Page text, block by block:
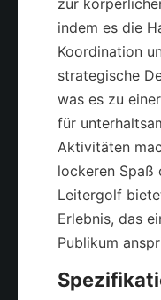
zur
indem es die
Koordination
strategische
was es zu
für
Aktivitäten
lockeren Spaß
Leitergolf
Erlebnis, das
Publikum